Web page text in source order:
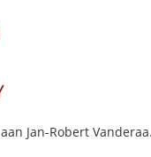
Jan-Robert Vanderaa.